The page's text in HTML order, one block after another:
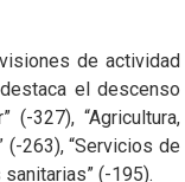
de actividad
el descenso
(-327), “Agricultura,
(-263), “Servicios de
(-195).